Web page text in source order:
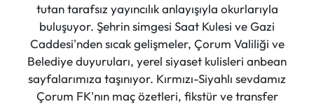
tutan tarafsız yayıncılık anlayışıyla okurlarıyla
buluşuyor. Şehrin simgesi Saat Kulesi ve Gazi
Caddesi'nden sıcak gelişmeler, Çorum Valiliği ve
Belediye duyuruları, yerel siyaset kulisleri anbean
sayfalarımıza taşınıyor. Kırmızı-Siyahlı sevdamız
Çorum FK'nın maç özetleri, fikstür ve transfer